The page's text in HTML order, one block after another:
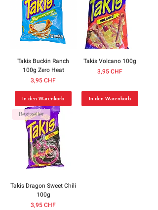
Takis Buckin Ranch
100g Zero Heat
Preis
3,95 CHF
In den Warenkorb
Takis Volcano 100g
Preis
3,95 CHF
In den Warenkorb
Bestseller
Takis Dragon Sweet Chili
100g
Preis
3,95 CHF